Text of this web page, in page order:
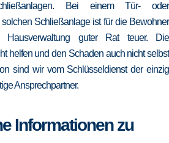
Bei einem Tür- oder
Schließanlage ist für die Bewohner
Hausverwaltung guter Rat teuer. Die
helfen und den Schaden auch nicht selbst
sind wir vom Schlüsseldienst der einzig
Ansprechpartner.
Informationen zu